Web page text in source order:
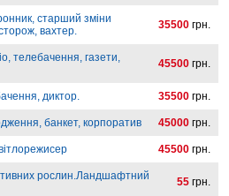
старший зміни
вахтер.
35500 грн.
телебачення, газети,
45500 грн.
диктор. 35500 грн.
банкет, корпоратив 45000 грн.
45500 грн.
рослин.Ландшафтний
55 грн.